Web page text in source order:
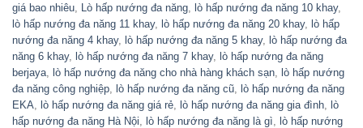
giá bao nhiêu
Lò hấp nướng đa năng lò hấp nướng đa năng 10 khay,
lò hấp nướng đa năng 11 khay, lò hấp nướng đa năng 20 khay,
lò hấp
nướng đa năng 4 khay, lò hấp nướng đa năng 5 khay,
lò hấp nướng đa
năng 6 khay, lò hấp nướng đa năng 7 khay,
lò hấp nướng đa năng
berjaya
lò hấp nướng đa năng cho nhà hàng khách sạn
lò hấp nướng
đa năng công nghiệp
lò hấp nướng đa năng cũ
lò hấp nướng đa năng
EKA
lò hấp nướng đa năng giá rẻ lò hấp nướng đa năng gia đình
lò
hấp nướng đa năng Hà Nội
lò hấp nướng đa năng là gì
lò hấp nướng